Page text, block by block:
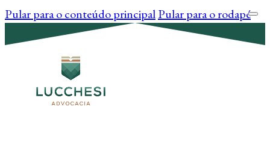
Pular para o conteúdo principalPular para o rodapé